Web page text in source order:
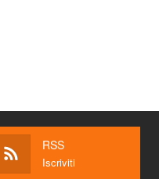
RSS
Iscriviti